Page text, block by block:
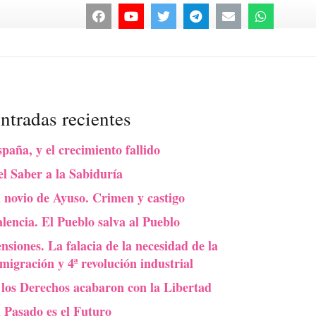
recientes
y el crecimiento fallido
Saber a la Sabiduría
de Ayuso. Crimen y castigo
El Pueblo salva al Pueblo
La falacia de la necesidad de la
y 4ª revolución industrial
Derechos acabaron con la Libertad
es el Futuro